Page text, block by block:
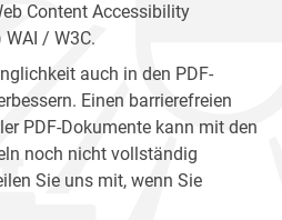
Content Accessibility
WAI / W3C.
auch in den PDF-
Einen barrierefreien
PDF-Dokumente kann mit den
noch nicht vollständig
Sie uns mit, wenn Sie